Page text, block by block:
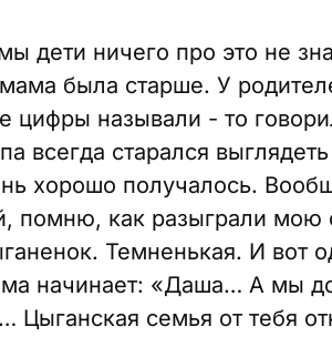
дети ничего про это не
была старше. У
цифры называли - то
всегда старался
хорошо получалось.
помню, как разыграли мою
Темненькая. И вот
начинает: «Даша… А мы
Цыганская семья от тебя